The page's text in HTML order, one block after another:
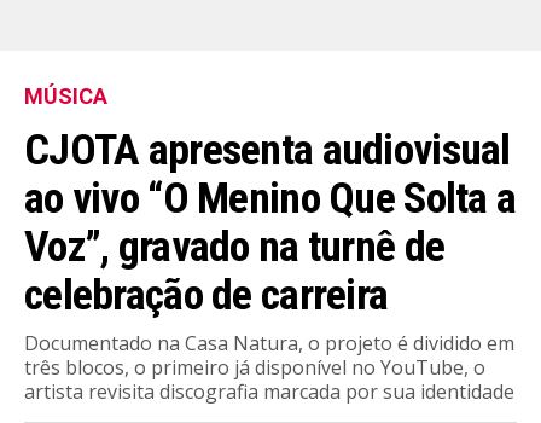
MÚSICA
CJOTA apresenta audiovisual
ao vivo “O Menino Que Solta a
Voz”, gravado na turnê de
celebração de carreira
Documentado na Casa Natura, o projeto é dividido em
três blocos, o primeiro já disponível no YouTube, o
artista revisita discografia marcada por sua identidade